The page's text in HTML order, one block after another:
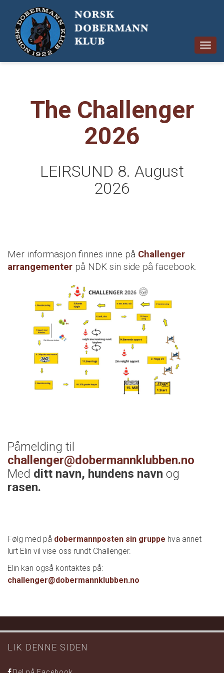
The Challenger
2026
LEIRSUND 8. August
2026
Mer informasjon finnes inne på Challenger
arrangementer på NDK sin side på facebook.
Påmelding til
challenger@dobermannklubben.no
Med ditt navn, hundens navn og
rasen.
Følg med på dobermannposten sin gruppe hva annet
lurt Elin vil vise oss rundt Challenger.
Elin kan også kontaktes på:
challenger@dobermannklubben.no
LIK DENNE SIDEN